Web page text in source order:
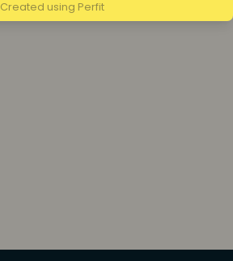
Created using Perfit